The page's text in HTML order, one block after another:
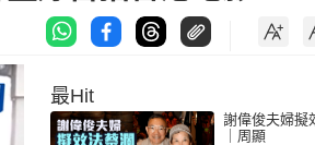
最Hit
謝偉俊夫婦擬
｜周顯